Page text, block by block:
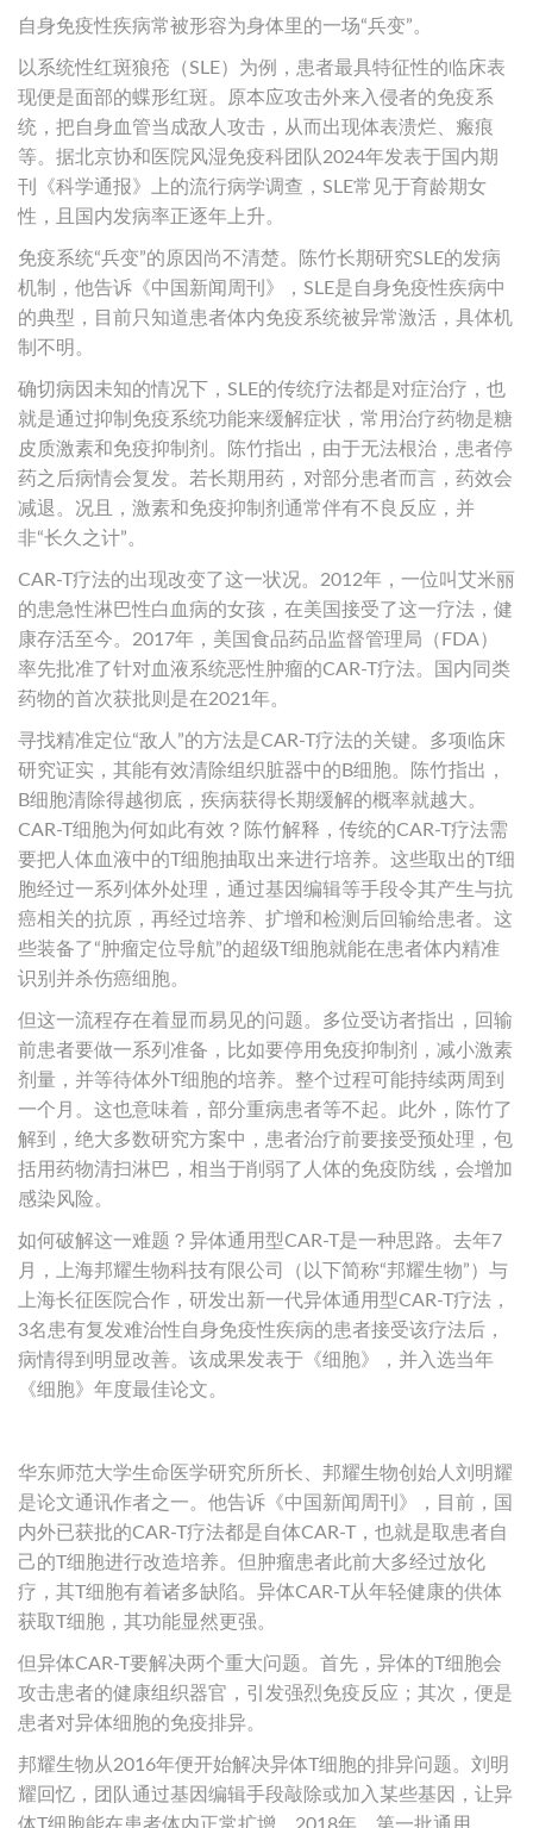
自身免疫性疾病常被形容为身体里的一场“兵变”。
以系统性红斑狼疮（SLE）为例，患者最具特征性的临床表
现便是面部的蝶形红斑。原本应攻击外来入侵者的免疫系
统，把自身血管当成敌人攻击，从而出现体表溃烂、瘢痕
等。据北京协和医院风湿免疫科团队2024年发表于国内期
刊《科学通报》上的流行病学调查，SLE常见于育龄期女
性，且国内发病率正逐年上升。
免疫系统“兵变”的原因尚不清楚。陈竹长期研究SLE的发病
机制，他告诉《中国新闻周刊》，SLE是自身免疫性疾病中
的典型，目前只知道患者体内免疫系统被异常激活，具体机
制不明。
确切病因未知的情况下，SLE的传统疗法都是对症治疗，也
就是通过抑制免疫系统功能来缓解症状，常用治疗药物是糖
皮质激素和免疫抑制剂。陈竹指出，由于无法根治，患者停
药之后病情会复发。若长期用药，对部分患者而言，药效会
减退。况且，激素和免疫抑制剂通常伴有不良反应，并
非“长久之计”。
CAR-T疗法的出现改变了这一状况。2012年，一位叫艾米丽
的患急性淋巴性白血病的女孩，在美国接受了这一疗法，健
康存活至今。2017年，美国食品药品监督管理局（FDA）
率先批准了针对血液系统恶性肿瘤的CAR-T疗法。国内同类
药物的首次获批则是在2021年。
寻找精准定位“敌人”的方法是CAR-T疗法的关键。多项临床
研究证实，其能有效清除组织脏器中的B细胞。陈竹指出，
B细胞清除得越彻底，疾病获得长期缓解的概率就越大。
CAR-T细胞为何如此有效？陈竹解释，传统的CAR-T疗法需
要把人体血液中的T细胞抽取出来进行培养。这些取出的T细
胞经过一系列体外处理，通过基因编辑等手段令其产生与抗
癌相关的抗原，再经过培养、扩增和检测后回输给患者。这
些装备了“肿瘤定位导航”的超级T细胞就能在患者体内精准
识别并杀伤癌细胞。
但这一流程存在着显而易见的问题。多位受访者指出，回输
前患者要做一系列准备，比如要停用免疫抑制剂，减小激素
剂量，并等待体外T细胞的培养。整个过程可能持续两周到
一个月。这也意味着，部分重病患者等不起。此外，陈竹了
解到，绝大多数研究方案中，患者治疗前要接受预处理，包
括用药物清扫淋巴，相当于削弱了人体的免疫防线，会增加
感染风险。
如何破解这一难题？异体通用型CAR-T是一种思路。去年7
月，上海邦耀生物科技有限公司（以下简称“邦耀生物”）与
上海长征医院合作，研发出新一代异体通用型CAR-T疗法，
3名患有复发难治性自身免疫性疾病的患者接受该疗法后，
病情得到明显改善。该成果发表于《细胞》，并入选当年
《细胞》年度最佳论文。
华东师范大学生命医学研究所所长、邦耀生物创始人刘明耀
是论文通讯作者之一。他告诉《中国新闻周刊》，目前，国
内外已获批的CAR-T疗法都是自体CAR-T，也就是取患者自
己的T细胞进行改造培养。但肿瘤患者此前大多经过放化
疗，其T细胞有着诸多缺陷。异体CAR-T从年轻健康的供体
获取T细胞，其功能显然更强。
但异体CAR-T要解决两个重大问题。首先，异体的T细胞会
攻击患者的健康组织器官，引发强烈免疫反应；其次，便是
患者对异体细胞的免疫排异。
邦耀生物从2016年便开始解决异体T细胞的排异问题。刘明
耀回忆，团队通过基因编辑手段敲除或加入某些基因，让异
体T细胞能在患者体内正常扩增。2018年，第一批通用